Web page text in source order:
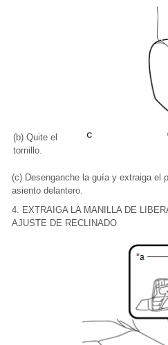
(b) Quite el
tornillo.
(c) Desenganche la guía y extraiga el
asiento delantero.
4. EXTRAIGA LA MANILLA DE
AJUSTE DE RECLINADO